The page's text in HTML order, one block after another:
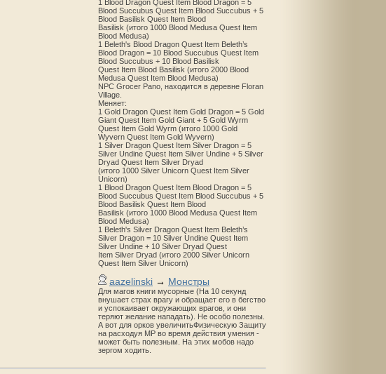
1 Blood Dragon Quest Item Blood Dragon = 5
Blood Succubus Quest Item Blood Succubus + 5
Blood Basilisk Quest Item Blood
Basilisk (итого 1000 Blood Medusa Quest Item
Blood Medusa)
1 Beleth's Blood Dragon Quest Item Beleth’s
Blood Dragon = 10 Blood Succubus Quest Item
Blood Succubus + 10 Blood Basilisk
Quest Item Blood Basilisk (итого 2000 Blood
Medusa Quest Item Blood Medusa)
NPC Grocer Pano, находится в деревне Floran
Village.
Меняет:
1 Gold Dragon Quest Item Gold Dragon = 5 Gold
Giant Quest Item Gold Giant + 5 Gold Wyrm
Quest Item Gold Wyrm (итого 1000 Gold
Wyvern Quest Item Gold Wyvern)
1 Silver Dragon Quest Item Silver Dragon = 5
Silver Undine Quest Item Silver Undine + 5 Silver
Dryad Quest Item Silver Dryad
(итого 1000 Silver Unicorn Quest Item Silver
Unicorn)
1 Blood Dragon Quest Item Blood Dragon = 5
Blood Succubus Quest Item Blood Succubus + 5
Blood Basilisk Quest Item Blood
Basilisk (итого 1000 Blood Medusa Quest Item
Blood Medusa)
1 Beleth's Silver Dragon Quest Item Beleth’s
Silver Dragon = 10 Silver Undine Quest Item
Silver Undine + 10 Silver Dryad Quest
Item Silver Dryad (итого 2000 Silver Unicorn
Quest Item Silver Unicorn)
aazelinski → Монстры
Для магов книги мусорные (На 10 секунд
внушает страх врагу и обращает его в бегство
и успокаивает окружающих врагов, и они
теряют желание нападать). Не особо полезны.
А вот для орков увеличитьФизическую Защиту
на расходуя MP во время действия умения -
может быть полезным. На этих мобов надо
зергом ходить.